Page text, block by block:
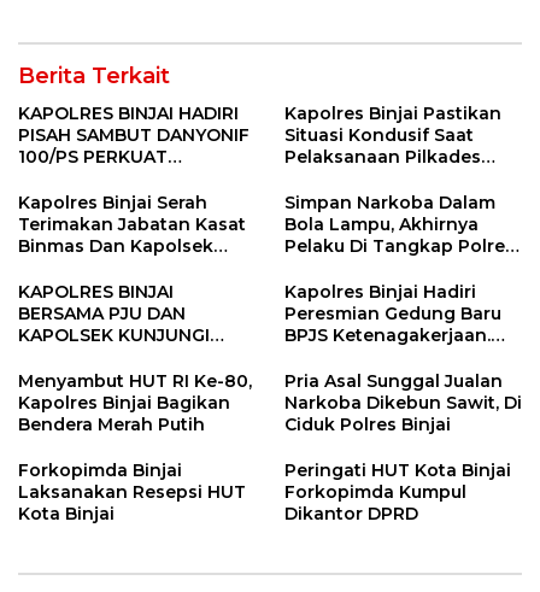
Berita Terkait
KAPOLRES BINJAI HADIRI
PISAH SAMBUT DANYONIF
100/PS PERKUAT
Kapolres Binjai Pastikan
Situasi Kondusif Saat
Pelaksanaan Pilkades
Kapolres Binjai Serah
Terimakan Jabatan Kasat
Binmas Dan Kapolsek
Simpan Narkoba Dalam
Bola Lampu, Akhirnya
Pelaku Di Tangkap Polres
KAPOLRES BINJAI
BERSAMA PJU DAN
KAPOLSEK KUNJUNGI
BINJAI
Kapolres Binjai Hadiri
Peresmian Gedung Baru
BPJS Ketenagakerjaan.
Menyeluruh bagi Pekerja”
Menyambut HUT RI Ke-80,
Kapolres Binjai Bagikan
Bendera Merah Putih
Pria Asal Sunggal Jualan
Narkoba Dikebun Sawit, Di
Ciduk Polres Binjai
Forkopimda Binjai
Laksanakan Resepsi HUT
Kota Binjai
Peringati HUT Kota Binjai
Forkopimda Kumpul
Dikantor DPRD